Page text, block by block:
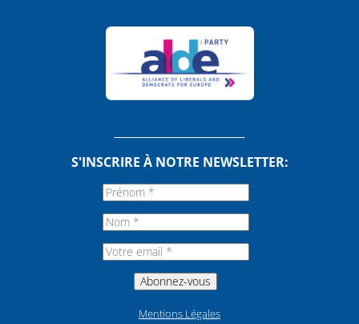
S'INSCRIRE À NOTRE NEWSLETTER:
Mentions Légales